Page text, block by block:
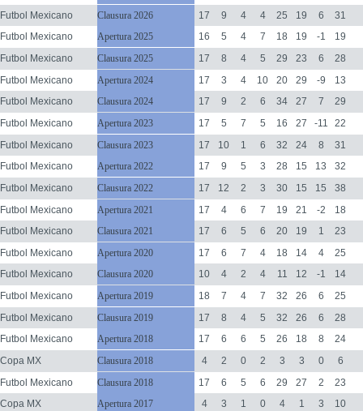
Futbol Mexicano
Clausura 2026 17 9 4 4 25 19 6
31
Futbol Mexicano
Apertura 2025 16 5 4 7 18 19 -1
19
Futbol Mexicano
Clausura 2025 17 8 4 5 29 23 6
28
Futbol Mexicano
Apertura 2024 17 3 4 10 20 29 -9
13
Futbol Mexicano
Clausura 2024 17 9 2 6 34 27 7
29
Futbol Mexicano
Apertura 2023 17 5 7 5 16 27 -11
22
Futbol Mexicano
Clausura 2023 17 10 1 6 32 24 8
31
Futbol Mexicano
Apertura 2022 17 9 5 3 28 15 13
32
Futbol Mexicano
Clausura 2022 17 12 2 3 30 15 15
38
Futbol Mexicano
Apertura 2021 17 4 6 7 19 21 -2
18
Futbol Mexicano
Clausura 2021 17 6 5 6 20 19 1
23
Futbol Mexicano
Apertura 2020 17 6 7 4 18 14 4
25
Futbol Mexicano
Clausura 2020 10 4 2 4 11 12 -1
14
Futbol Mexicano
Apertura 2019 18 7 4 7 32 26 6
25
Futbol Mexicano
Clausura 2019 17 8 4 5 32 26 6
28
Futbol Mexicano
Apertura 2018 17 6 6 5 26 18 8
24
Copa MX
Clausura 2018 4 2 0 2 3 3 0
6
Futbol Mexicano
Clausura 2018 17 6 5 6 29 27 2
23
Copa MX
Apertura 2017 4 3 1 0 4 1 3
10